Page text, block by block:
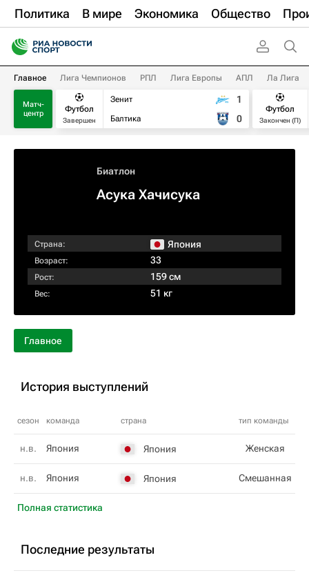
Политика В мире Экономика Общество
Главное Лига Чемпионов РПЛ Лига Европы АПЛ Ла Лига
Матч-
центр
Футбол
Завершен
Зенит
Балтика
1
0
Футбол
Закончен (П)
Биатлон
Асука Хачисука
Страна: Япония
Возраст: 33
Рост: 159 см
Вес: 51 кг
Главное
История выступлений
сезон команда страна тип команды
Полная статистика
н.в. Япония Япония Женская
н.в. Япония Япония Смешанная
Последние результаты